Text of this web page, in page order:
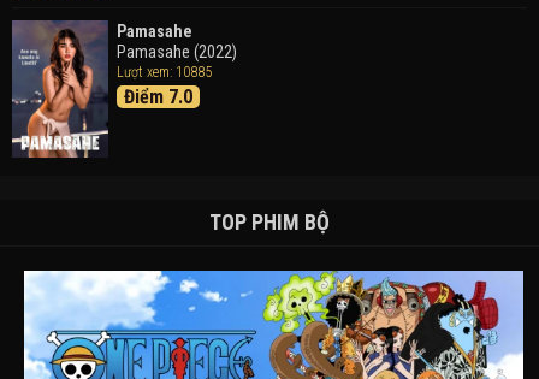
Pamasahe
Pamasahe (2022)
Lượt xem: 10885
Điểm 7.0
TOP PHIM BỘ